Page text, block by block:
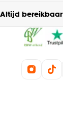
Altijd bereikbaar